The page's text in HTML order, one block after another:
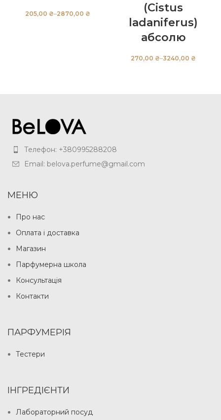
₴ ₴
(Cistus
ladaniferus)
абсолю
₴ ₴
Телефон: +380995288208
Email: belova.perfume@gmail.com
МЕНЮ
Про нас
Оплата і доставка
Магазин
Парфумерна школа
Консультація
Контакти
ПАРФУМЕРІЯ
Тестери
ІНГРЕДІЄНТИ
Лабораторний посуд